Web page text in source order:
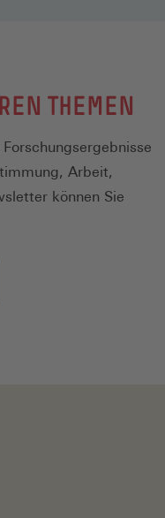
THEMEN
Arbeit,
können Sie